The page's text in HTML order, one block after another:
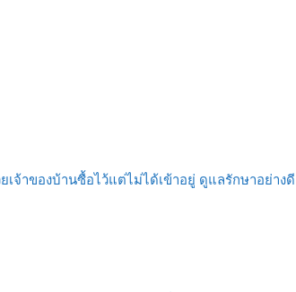
เจ้าของบ้านซื้อไว้แต่ไม่ได้เข้าอยู่ ดูแลรักษาอย่าง